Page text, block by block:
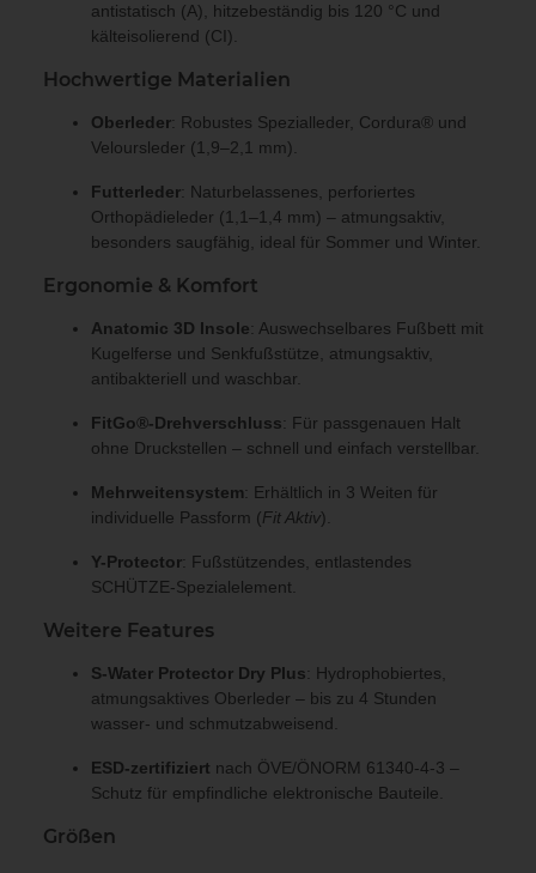
antistatisch (A), hitzebeständig bis 120 °C und
kälteisolierend (CI).
Hochwertige Materialien
Oberleder: Robustes Spezialleder, Cordura® und
Veloursleder (1,9–2,1 mm).
Futterleder: Naturbelassenes, perforiertes
Orthopädieleder (1,1–1,4 mm) – atmungsaktiv,
besonders saugfähig, ideal für Sommer und Winter.
Ergonomie & Komfort
Anatomic 3D Insole: Auswechselbares Fußbett mit
Kugelferse und Senkfußstütze, atmungsaktiv,
antibakteriell und waschbar.
FitGo®-Drehverschluss: Für passgenauen Halt
ohne Druckstellen – schnell und einfach verstellbar.
Mehrweitensystem: Erhältlich in 3 Weiten für
individuelle Passform (Fit Aktiv).
Y-Protector: Fußstützendes, entlastendes
SCHÜTZE-Spezialelement.
Weitere Features
S-Water Protector Dry Plus: Hydrophobiertes,
atmungsaktives Oberleder – bis zu 4 Stunden
wasser- und schmutzabweisend.
ESD-zertifiziert nach ÖVE/ÖNORM 61340-4-3 –
Schutz für empfindliche elektronische Bauteile.
Größen